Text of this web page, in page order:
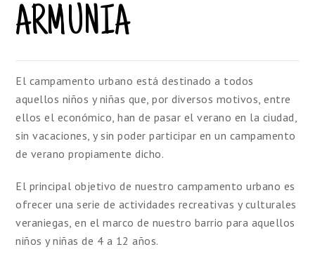
ARMUNIA
El campamento urbano está destinado a todos
aquellos niños y niñas que, por diversos motivos, entre
ellos el económico, han de pasar el verano en la ciudad,
sin vacaciones, y sin poder participar en un campamento
de verano propiamente dicho.
El principal objetivo de nuestro campamento urbano es
ofrecer una serie de actividades recreativas y culturales
veraniegas, en el marco de nuestro barrio para aquellos
niños y niñas de 4 a 12 años.